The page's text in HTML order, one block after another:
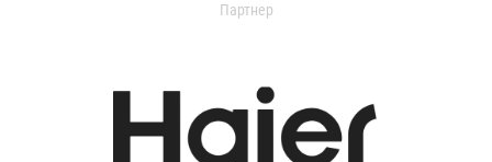
Партнер